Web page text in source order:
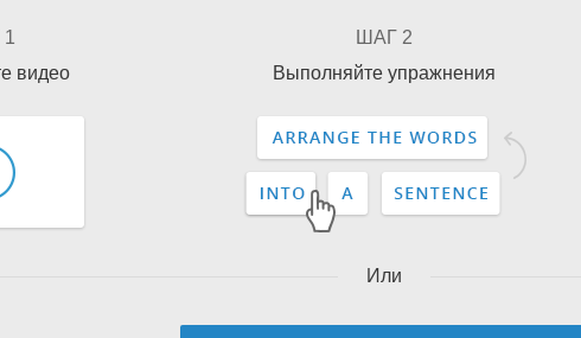
видео
ШАГ 2
Выполняйте упражнения
Или